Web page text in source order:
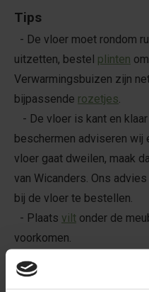
Tips
- De vloer moet rondom
uitzetten, bestel plinten
Verwarmingsbuizen zijn
bijpassende rozetjes.
- De vloer is kant en
beschermen adviseren wij
vloer gaat dweilen, maak
van Wicanders. Ons
bij de vloer te bestellen.
- Plaats vilt onder de
voorkomen.
Productspecificaties